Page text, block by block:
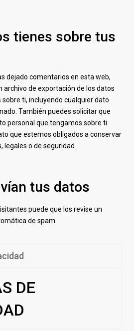
tienes sobre tus
dejado comentarios en esta web,
archivo de exportación de los datos
ti, incluyendo cualquier dato
También puedes solicitar que
personal que tengamos sobre ti.
que estemos obligados a conservar
o de seguridad.
tus datos
puede que los revise un
de spam.
DE